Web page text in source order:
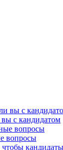
вы с кандидатом
вопросы